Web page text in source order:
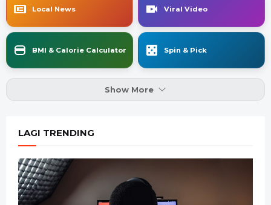
Local News Viral Video
BMI & Calorie Calculator Spin & Pick
Show More
LAGI TRENDING